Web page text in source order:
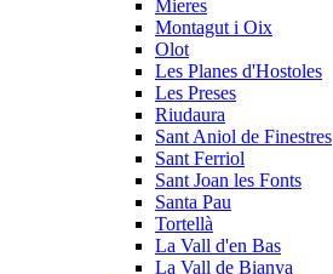
Mieres
Montagut i Oix
Olot
Les Planes d'Hostoles
Les Preses
Riudaura
Sant Aniol de Finestres
Sant Ferriol
Sant Joan les Fonts
Santa Pau
Tortellà
La Vall d'en Bas
La Vall de Bianya